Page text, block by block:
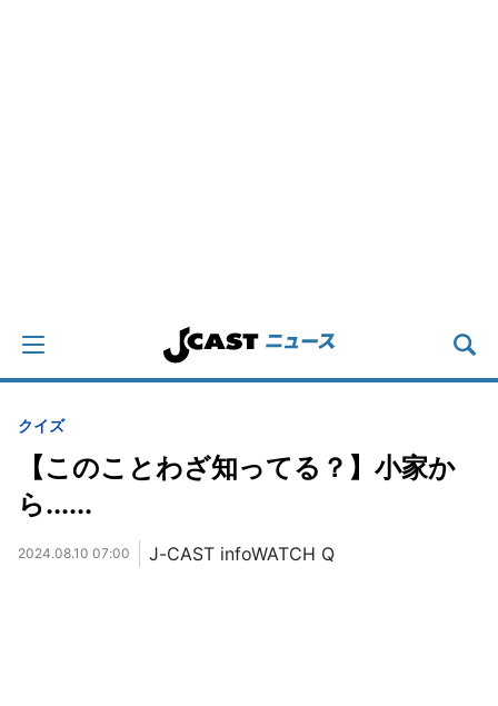
クイズ
【このことわざ知ってる？】小家か
ら......
2024.08.10 07:00 J-CAST infoWATCH Q